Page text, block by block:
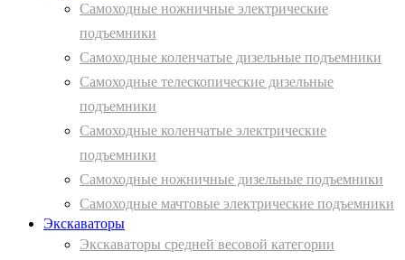
Самоходные ножничные электрические
подъемники
Самоходные коленчатые дизельные подъемники
Самоходные телескопические дизельные
подъемники
Самоходные коленчатые электрические
подъемники
Самоходные ножничные дизельные подъемники
Самоходные мачтовые электрические подъемники
Экскаваторы
Экскаваторы средней весовой категории